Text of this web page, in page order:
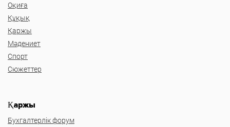
Оқиға
Құқық
Қаржы
Мәдениет
Спорт
Сюжеттер
Қаржы
Бухгалтерлік форум